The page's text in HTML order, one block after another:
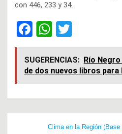
con 446, 233 y 34.
F
a
ce
b
W
h
at
s
p
wi
tt
er
SUGERENCIAS: Río
de dos nuevos libros
Navegación